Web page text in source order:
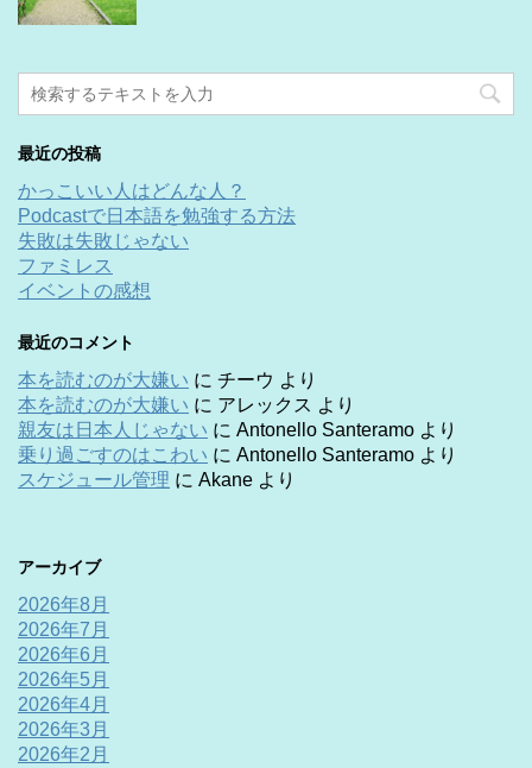
最近の投稿
かっこいい人はどんな人？
Podcastで日本語を勉強する方法
失敗は失敗じゃない
ファミレス
イベントの感想
最近のコメント
本を読むのが大嫌い に チーウ より
本を読むのが大嫌い に アレックス より
親友は日本人じゃない に Antonello Santeramo より
乗り過ごすのはこわい に Antonello Santeramo より
スケジュール管理 に Akane より
アーカイブ
2026年8月
2026年7月
2026年6月
2026年5月
2026年4月
2026年3月
2026年2月